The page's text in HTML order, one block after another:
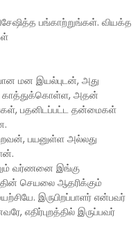
பங்காற்றுங்கள். வியக்த
மன இயல்புடன், அது
காத்துக்கொள்ள, அதன்
பதனிடப்பட்ட தன்மைகள்
பயனுள்ள அல்லது
வர்ணனை இங்கு
செயலை ஆதரிக்கும்
இருபிறப்பாளர் என்பவர்
எதிர்புறத்தில் இருப்பவர்